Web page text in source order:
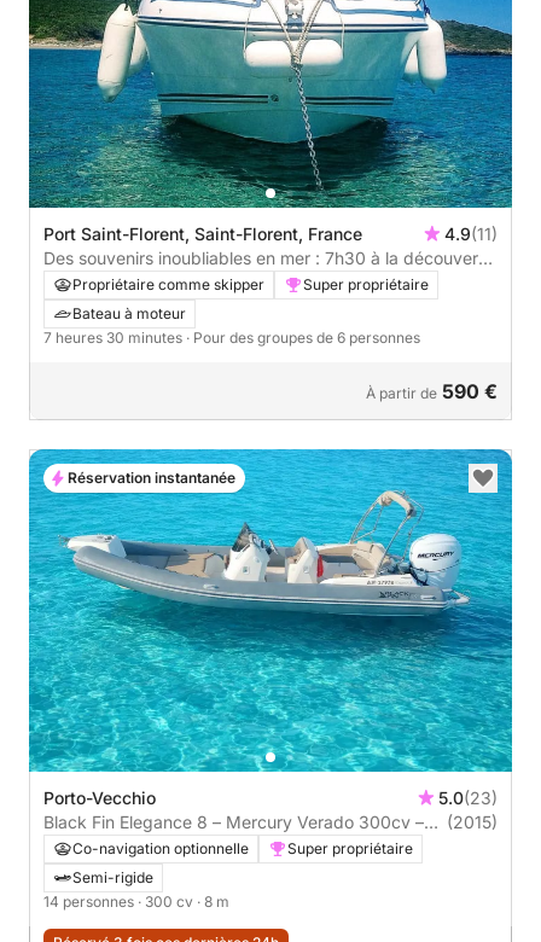
Port Saint-Florent, Saint-Florent, France 4.9(11)
Des souvenirs inoubliables en mer : 7h30 à la découverte
de Saint-Florent
Propriétaire comme skipper
Super propriétaire
Bateau à moteur
7 heures 30 minutes · Pour des groupes de 6 personnes
À partir de 590 €
Porto-Vecchio 5.0(23)
Black Fin Elegance 8 – Mercury Verado 300cv –
Porto-Vecchio
(2015)
Co-navigation optionnelle
Super propriétaire
Semi-rigide
14 personnes · 300 cv · 8 m
Réservation instantanée